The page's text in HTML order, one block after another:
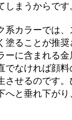
まうからです
系カラーでは、
塗ることが推奨
ーに含まれる
でなければ顔
させるのです。
へと垂れ下が